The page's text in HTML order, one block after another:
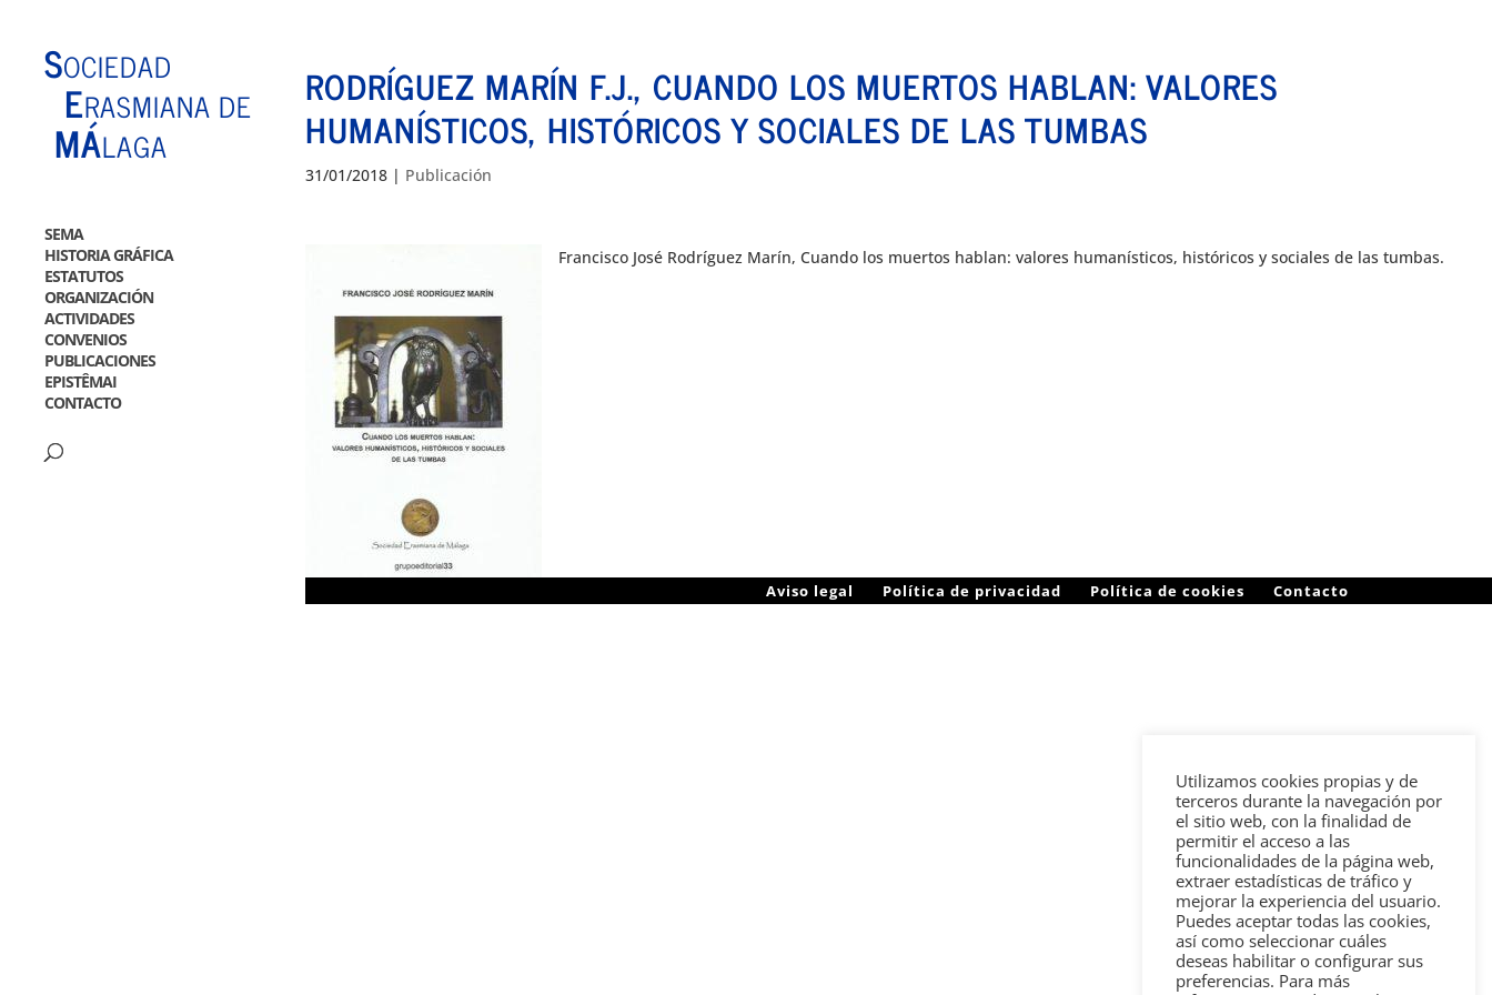
SOCIEDAD
ERASMIANA DE
MÁLAGA
SEMA
HISTORIA GRÁFICA
ESTATUTOS
ORGANIZACIÓN
ACTIVIDADES
CONVENIOS
PUBLICACIONES
EPISTÊMAI
CONTACTO
RODRÍGUEZ MARÍN F.J., CUANDO LOS MUERTOS HABLAN: VALORES
HUMANÍSTICOS, HISTÓRICOS Y SOCIALES DE LAS TUMBAS
31/01/2018 | Publicación
Francisco José Rodríguez Marín, Cuando los muertos hablan: valores humanísticos, históricos y sociales de las tumbas.
Aviso legal Política de privacidad Política de cookies Contacto
Utilizamos cookies propias y de
terceros durante la navegación por
el sitio web, con la finalidad de
permitir el acceso a las
funcionalidades de la página web,
extraer estadísticas de tráfico y
mejorar la experiencia del usuario.
Puedes aceptar todas las cookies,
así como seleccionar cuáles
deseas habilitar o configurar sus
preferencias. Para más